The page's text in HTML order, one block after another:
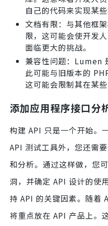
自己的代码来实现某些
文档有限：与其他框
限，这可能会使开发
面临更大的挑战。
兼容性问题：Lumen
此可能与旧版本的
这可能会限制其在某
添加应用程序接口分
构建 API 只是一个开始。
API 测试工具外，您还需
和分析。通过这样做，您
洞，并确定 API 设计的使
持 API 的关键因素。随着
将重点放在 API 产品上。